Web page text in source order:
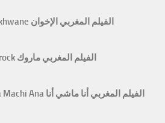
Film marocain Al Ikhwane الفيلم المغربي الإخوان
Film Marocain Marock الفيلم المغربي ماروك
Film marocain Ana Machi Ana الفيلم المغربي أنا ماشي أنا